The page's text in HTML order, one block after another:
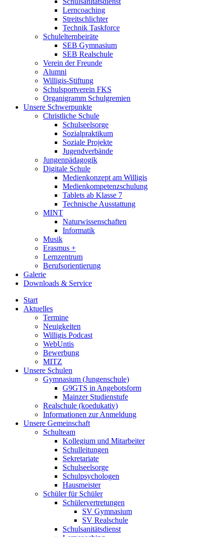
Lerncoaching
Streitschlichter
Technik Taskforce
Schulelternbeiräte
SEB Gymnasium
SEB Realschule
Verein der Freunde
Alumni
Willigis-Stiftung
Schulsportverein FKS
Organigramm Schulgremien
Unsere Schwerpunkte
Christliche Schule
Schulseelsorge
Sozialpraktikum
Soziale Projekte
Jugendverbände
Jungenpädagogik
Digitale Schule
Medienkonzept am Willigis
Medienkompetenzschulung
Tablets ab Klasse 7
Technische Ausstattung
MINT
Naturwissenschaften
Informatik
Musik
Erasmus +
Lernzentrum
Berufsorientierung
Galerie
Downloads & Service
Start
Aktuelles
Termine
Neuigkeiten
Willigis Podcast
WebUntis
Bewerbung
MITZ
Unsere Schulen
Gymnasium (Jungenschule)
G9GTS in Angebotsform
Mainzer Studienstufe
Realschule (koedukativ)
Informationen zur Anmeldung
Unsere Gemeinschaft
Schulteam
Kollegium und Mitarbeiter
Schulleitungen
Sekretariate
Schulseelsorge
Schulpsychologen
Hausmeister
Schüler für Schüler
Schülervertretungen
SV Gymnasium
SV Realschule
Schulsanitätsdienst